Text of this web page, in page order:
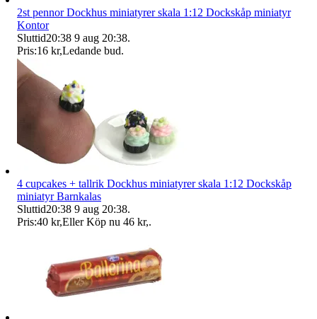
2st pennor Dockhus miniatyrer skala 1:12 Dockskåp miniatyr
Kontor
Sluttid20:38 9 aug 20:38.
Pris:16 kr,Ledande bud.
4 cupcakes + tallrik Dockhus miniatyrer skala 1:12 Dockskåp
miniatyr Barnkalas
Sluttid20:38 9 aug 20:38.
Pris:40 kr,Eller Köp nu 46 kr,.